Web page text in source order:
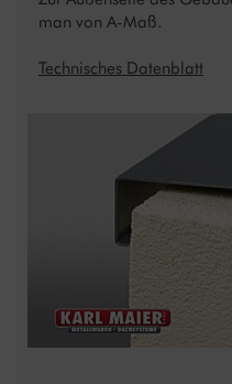
man von A-Maß.
Technisches Datenblatt